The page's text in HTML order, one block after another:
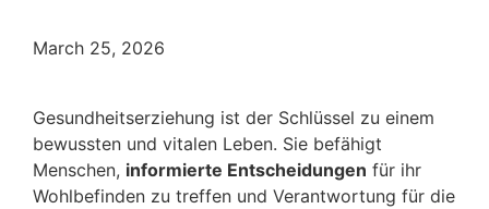
March 25, 2026
Gesundheitserziehung ist der Schlüssel zu einem
bewussten und vitalen Leben. Sie befähigt
Menschen, informierte Entscheidungen für ihr
Wohlbefinden zu treffen und Verantwortung für die